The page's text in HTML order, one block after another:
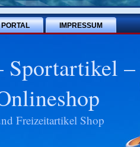
IMPRESSUM
Sportartikel –
Freizeitartikel Shop